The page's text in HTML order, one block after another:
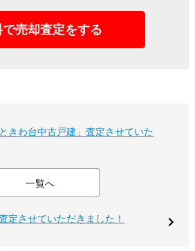
売却査定をする
きわ台中古戸建」査定させていた
一覧へ
定させていただきました！